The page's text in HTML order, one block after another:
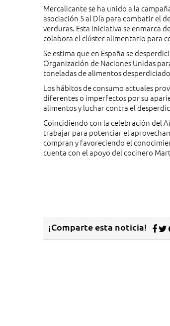
Mercalicante se ha unido a la
asociación 5 al Día para combatir el
verduras. Esta iniciativa se enmarca
colabora el clúster alimentario para
Se estima que en España se
Organización de Naciones Unidas
toneladas de alimentos
Los hábitos de consumo actuales
diferentes o imperfectos por su
alimentos y luchar contra el
Coincidiendo con la celebración del
trabajar para potenciar el
compran y favoreciendo el
cuenta con el apoyo del cocinero
¡Comparte esta noticia!